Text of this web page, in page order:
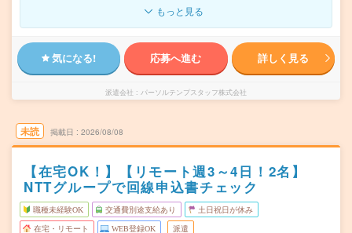
もっと見る
気になる! 応募へ進む 詳しく見る
派遣会社 パーソルテンプスタッフ株式会社
未読 掲載日 2026/08/08
【在宅OK！】【リモート週3～4日！2名】
NTTグループで回線申込書チェック
職種未経験OK 交通費別途支給あり 土日祝日が休み
在宅・リモート WEB登録OK 派遣